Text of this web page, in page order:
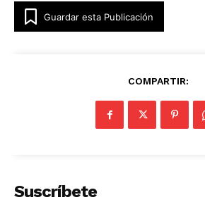
Guardar esta Publicación
COMPARTIR:
Suscríbete